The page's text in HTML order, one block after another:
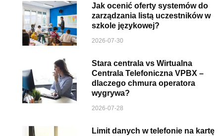
Jak ocenić oferty systemów do
zarządzania listą uczestników w
szkole językowej?
2026-07-30
Stara centrala vs Wirtualna
Centrala Telefoniczna VPBX –
dlaczego chmura operatora
wygrywa?
2026-07-28
Limit danych w telefonie na kartę